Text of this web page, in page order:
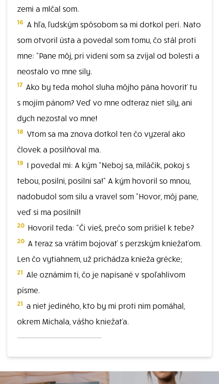
zemi a mlčal som.
16 A hľa, ľudským spôsobom sa mi dotkol perí. Nato
som otvoril ústa a povedal som tomu, čo stál proti
mne: "Pane môj, pri videní som sa zvíjal od bolesti a
neostalo vo mne sily.
17 Ako by teda mohol sluha môjho pána hovoriť tu
s mojím pánom? Veď vo mne odteraz niet sily, ani
dych nezostal vo mne!
18 Vtom sa ma znova dotkol ten čo vyzeral ako
človek a posilňoval ma.
19 I povedal mi: A kým "Neboj sa, miláčik, pokoj s
tebou, posilni, posilni sa!" A kým hovoril so mnou,
nadobudol som silu a vravel som "Hovor, môj pane,
veď si ma posilnil!
20 Hovoril teda: "Či vieš, prečo som prišiel k tebe?
20 A teraz sa vrátim bojovať s perzským kniežaťom.
Len čo vytiahnem, už prichádza knieža grécke;
21 Ale oznámim ti, čo je napísané v spoľahlivom
písme.
21 a niet jediného, kto by mi proti nim pomáhal,
okrem Michala, vášho kniežaťa.